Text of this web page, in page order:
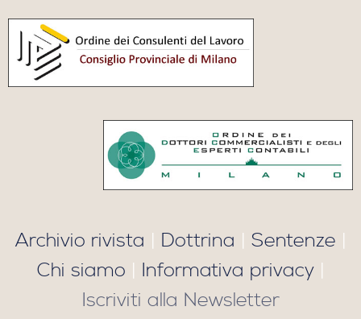
Archivio rivista | Dottrina | Sentenze |
Chi siamo | Informativa privacy|
Iscriviti alla Newsletter